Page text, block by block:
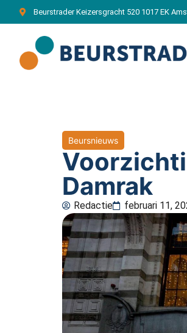
Beurstrader Keizersgracht 520 1017 EK
Beursnieuws
Damrak
Redactie februari 11,